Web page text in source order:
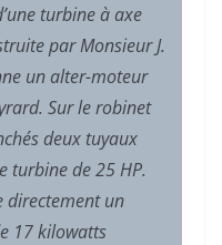
turbine à axe
par Monsieur J.
un alter-moteur
Sur le robinet
deux tuyaux
turbine de 25 HP.
directement un
17 kilowatts